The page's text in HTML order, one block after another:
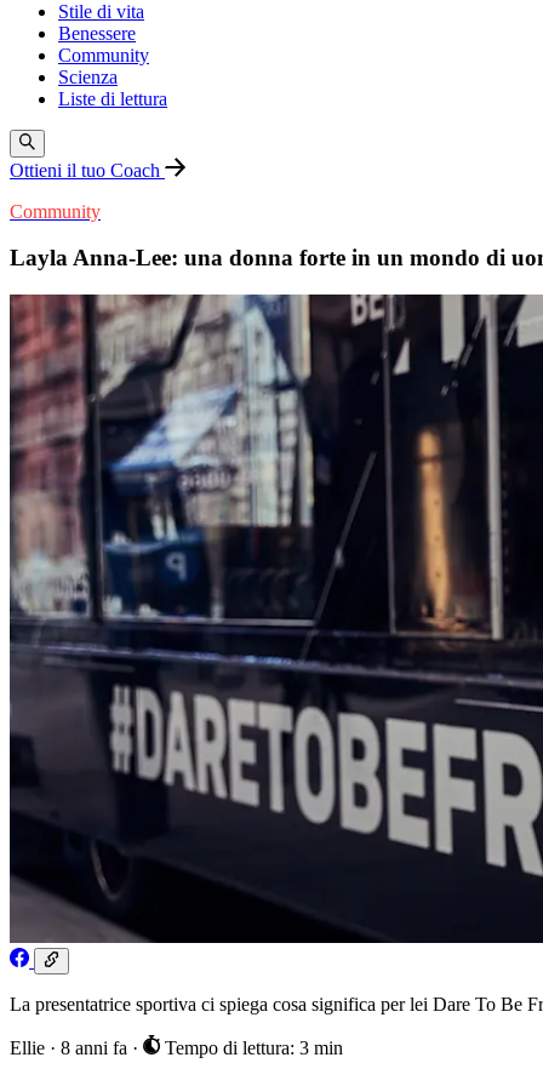
Stile di vita
Benessere
Community
Scienza
Liste di lettura
Ottieni il tuo Coach
Community
Layla Anna-Lee: una donna forte in un mondo di
La presentatrice sportiva ci spiega cosa significa per lei Dare To Be
Ellie · 8 anni fa · Tempo di lettura: 3 min